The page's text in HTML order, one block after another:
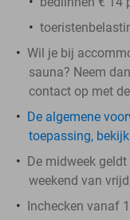
Wil je bij
sauna? Neem
contact op met
De algemene
toepassing,
De midweek
weekend van
Inchecken vanaf